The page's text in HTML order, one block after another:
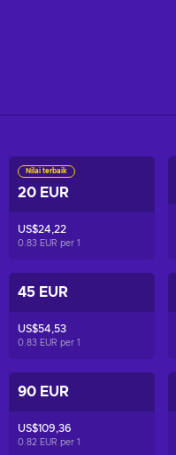
Nilai terbaik
20 EUR
US$24,22
0.83 EUR per1
45 EUR
US$54,53
0.83 EUR per1
90 EUR
US$109,36
0.82 EUR per1